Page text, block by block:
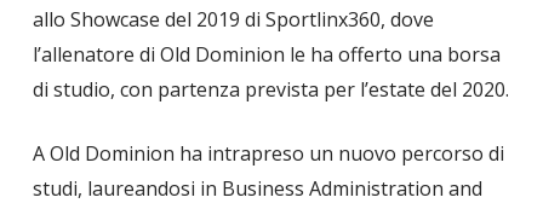
allo Showcase del 2019 di Sportlinx360, dove
l’allenatore di Old Dominion le ha offerto una borsa
di studio, con partenza prevista per l’estate del 2020.
A Old Dominion ha intrapreso un nuovo percorso di
studi, laureandosi in Business Administration and